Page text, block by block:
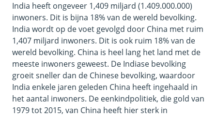
India heeft ongeveer 1,409 miljard (1.409.000.000)
inwoners. Dit is bijna 18% van de wereld bevolking.
India wordt op de voet gevolgd door China met ruim
1,407 miljard inwoners. Dit is ook ruim 18% van de
wereld bevolking. China is heel lang het land met de
meeste inwoners geweest. De Indiase bevolking
groeit sneller dan de Chinese bevolking, waardoor
India enkele jaren geleden China heeft ingehaald in
het aantal inwoners. De eenkindpolitiek, die gold van
1979 tot 2015, van China heeft hier sterk in